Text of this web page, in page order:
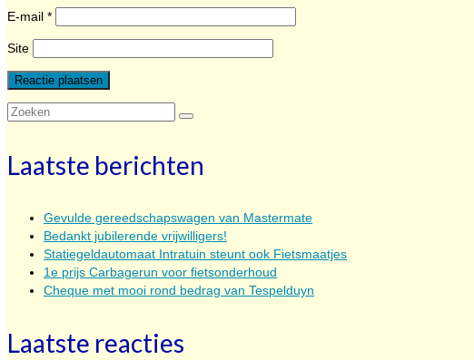
E-mail *
Site
Zoeken
Laatste berichten
Gevulde gereedschapswagen van Mastermate
Bedankt jubilerende vrijwilligers!
Statiegeldautomaat Intratuin steunt ook Fietsmaatjes
1e prijs Carbagerun voor fietsonderhoud
Cheque met mooi rond bedrag van Tespelduyn
Laatste reacties